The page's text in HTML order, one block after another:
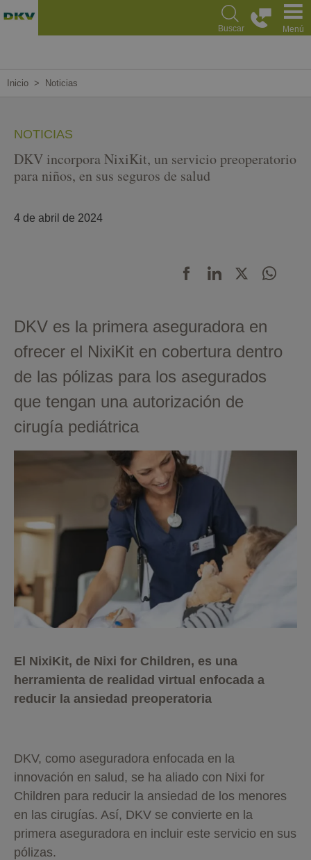
Buscar Menú
Inicio Noticias
NOTICIAS
DKV incorpora NixiKit, un servicio preoperatorio
para niños, en sus seguros de salud
4 de abril de 2024
DKV es la primera aseguradora en
ofrecer el NixiKit en cobertura dentro
de las pólizas para los asegurados
que tengan una autorización de
cirugía pediátrica
El NixiKit, de Nixi for Children, es una
herramienta de realidad virtual enfocada a
reducir la ansiedad preoperatoria
DKV, como aseguradora enfocada en la
innovación en salud, se ha aliado con Nixi for
Children para reducir la ansiedad de los menores
en las cirugías. Así, DKV se convierte en la
primera aseguradora en incluir este servicio en sus
pólizas.